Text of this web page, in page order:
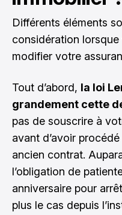
Différents éléments
considération
modifier votre
Tout d’abord, la loi
grandement cette
pas de souscrire à
avant d’avoir
ancien contrat.
l’obligation de
anniversaire pour
plus le cas depuis